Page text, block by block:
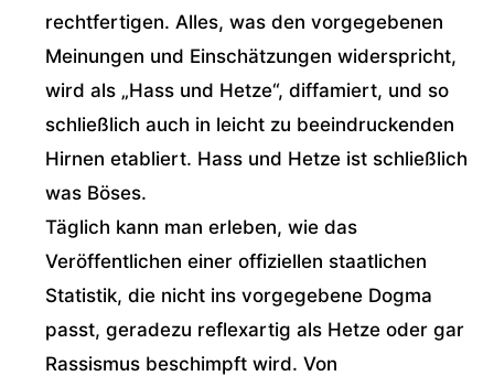
rechtfertigen. Alles, was den vorgegebenen
Meinungen und Einschätzungen widerspricht,
wird als „Hass und Hetze“, diffamiert, und so
schließlich auch in leicht zu beeindruckenden
Hirnen etabliert. Hass und Hetze ist schließlich
was Böses.
Täglich kann man erleben, wie das
Veröffentlichen einer offiziellen staatlichen
Statistik, die nicht ins vorgegebene Dogma
passt, geradezu reflexartig als Hetze oder gar
Rassismus beschimpft wird. Von